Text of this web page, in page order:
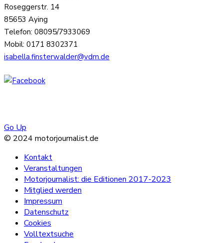
Roseggerstr. 14
85653 Aying
Telefon: 08095/7933069
Mobil: 0171 8302371
isabella.finsterwalder@vdm.de
Go Up
© 2024 motorjournalist.de
Kontakt
Veranstaltungen
Motorjournalist: die Editionen 2017-2023
Mitglied werden
Impressum
Datenschutz
Cookies
Volltextsuche